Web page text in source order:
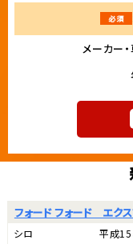
必須
メーカー
フォード フォード エク
シロ 平成